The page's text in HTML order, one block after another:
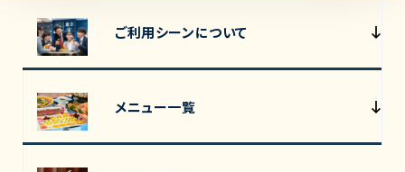
ご利用シーンについて
メニュー一覧